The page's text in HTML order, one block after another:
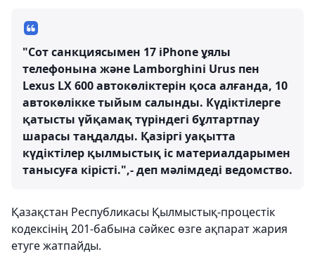
"Сот санкциясымен 17 iPhone ұялы
телефонына және Lamborghini Urus пен
Lexus LX 600 автокөліктерін қоса алғанда, 10
автокөлікке тыйым салынды. Күдіктілерге
қатысты үйқамақ түріндегі бұлтартпау
шарасы таңдалды. Қазіргі уақытта
күдіктілер қылмыстық іс материалдарымен
танысуға кірісті.",- деп мәлімдеді ведомство.
Қазақстан Республикасы Қылмыстық-процестік
кодексінің 201-бабына сәйкес өзге ақпарат жария
етуге жатпайды.